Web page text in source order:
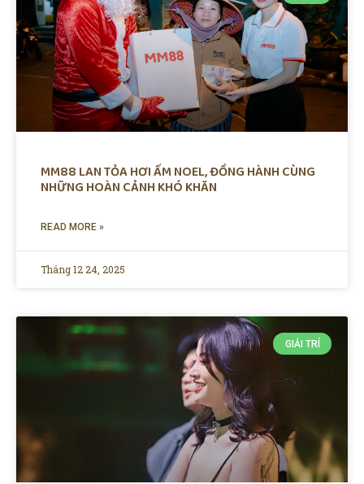
MM88 LAN TỎA HƠI ẤM NOEL, ĐỒNG HÀNH CÙNG
NHỮNG HOÀN CẢNH KHÓ KHĂN
READ MORE »
Tháng 12 24, 2025
GIẢI TRÍ